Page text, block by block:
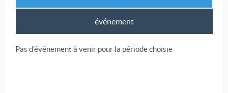
événement
Pas d'événement à venir pour la période choisie